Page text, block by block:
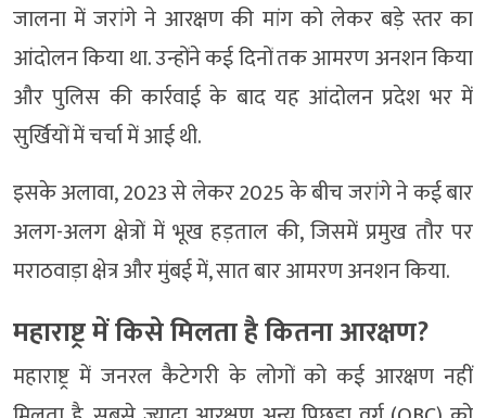
जालना में जरांगे ने आरक्षण की मांग को लेकर बड़े स्तर का
आंदोलन किया था. उन्होंने कई दिनों तक आमरण अनशन किया
और पुलिस की कार्रवाई के बाद यह आंदोलन प्रदेश भर में
सुर्खियों में चर्चा में आई थी.
इसके अलावा, 2023 से लेकर 2025 के बीच जरांगे ने कई बार
अलग-अलग क्षेत्रों में भूख हड़ताल की, जिसमें प्रमुख तौर पर
मराठवाड़ा क्षेत्र और मुंबई में, सात बार आमरण अनशन किया.
महाराष्ट्र में किसे मिलता है कितना आरक्षण?
महाराष्ट्र में जनरल कैटेगरी के लोगों को कई आरक्षण नहीं